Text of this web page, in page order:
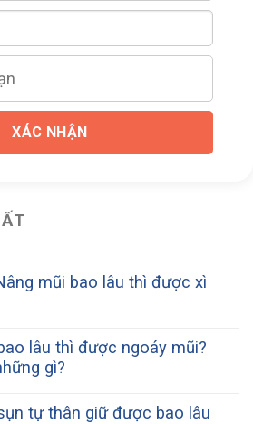
XÁC NHẬN
mũi bao lâu thì được xì
lâu thì được ngoáy mũi?
gì?
tự thân giữ được bao lâu